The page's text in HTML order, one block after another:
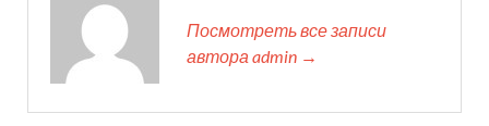
Посмотреть все записи
автора admin →